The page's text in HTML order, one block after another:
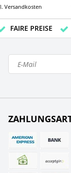
Versandkosten
FAIRE PREISE